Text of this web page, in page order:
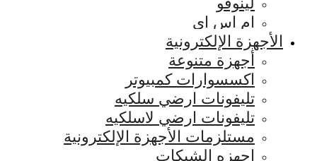
ام اس اي
الأجهزة الإلكترونية
أجهزة متنوعة
اكسسوارات كمبيوتر
تليفونات ارضي سلكيه
تليفونات ارضي لاسلكيه
مستلزمات الأجهزة الإلكترونية
اجهزه الشبكات